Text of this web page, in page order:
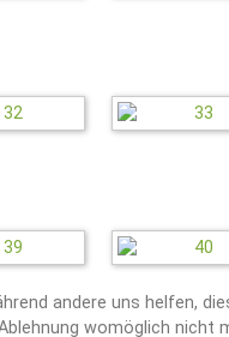
andere uns helfen,
womöglich nicht